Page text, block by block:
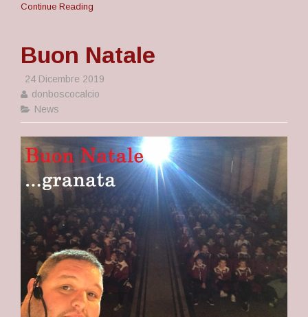
Continue Reading
Buon Natale
24 Dicembre 2019
donboscocalcio
News